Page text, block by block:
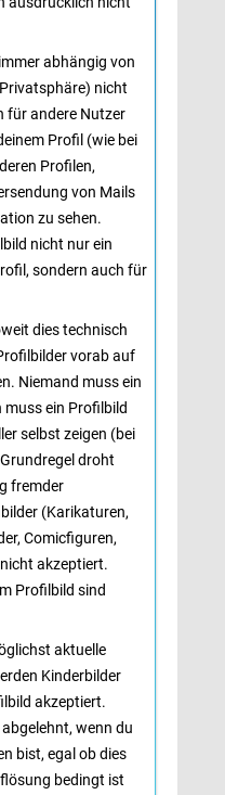
abhängig von
nicht
für andere Nutzer
Profil (wie bei
Profilen,
von Mails
zu sehen.
nicht nur ein
sondern auch für
dies technisch
vorab auf
Niemand muss ein
ein Profilbild
selbst zeigen (bei
droht
fremder
(Karikaturen,
Comicfiguren,
akzeptiert.
Profilbild sind
aktuelle
Kinderbilder
akzeptiert.
wenn du
bist, egal ob dies
bedingt ist